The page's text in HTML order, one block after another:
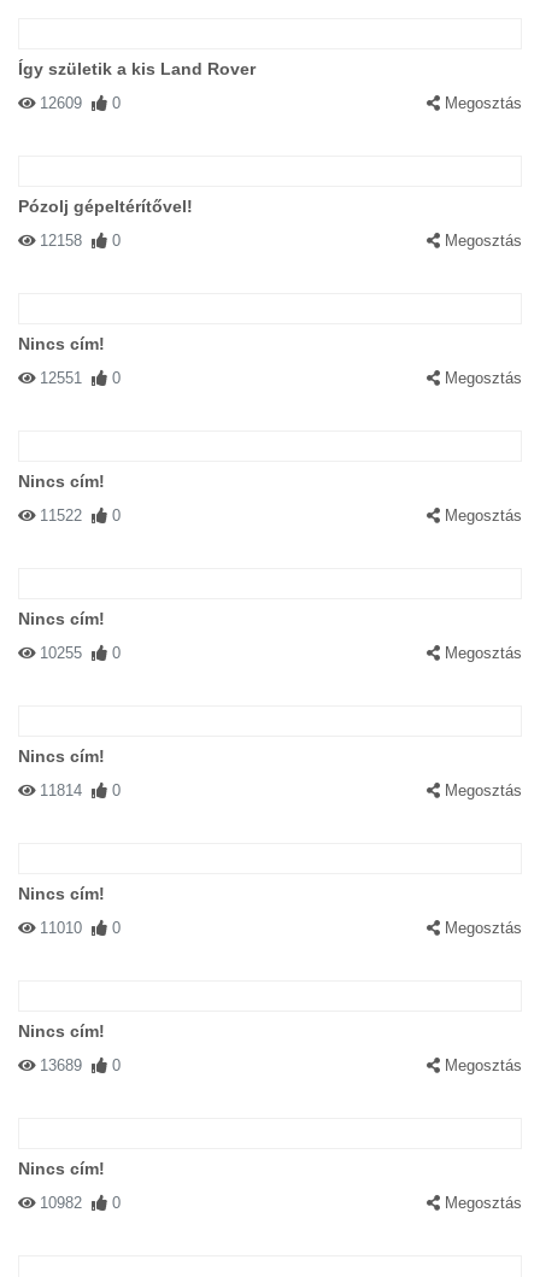
Így születik a kis Land Rover
12609 0 Megosztás
Pózolj gépeltérítővel!
12158 0 Megosztás
Nincs cím!
12551 0 Megosztás
Nincs cím!
11522 0 Megosztás
Nincs cím!
10255 0 Megosztás
Nincs cím!
11814 0 Megosztás
Nincs cím!
11010 0 Megosztás
Nincs cím!
13689 0 Megosztás
Nincs cím!
10982 0 Megosztás